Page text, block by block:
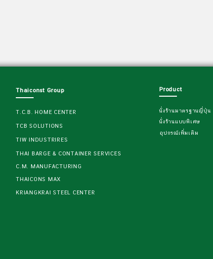
Thaiconst Group
T.C.B. HOME CENTER
TCB SOLUTIONS
TIW INDUSTRIRES
THAI BARGE & CONTAINER SERVICES
C.M. MANUFACTURING
THAICONS MAX
KRIANGKRAI STEEL CENTER
Product
นั่งร้านมาตรฐานญี่ปุ่น
นั่งร้านแบบพิเศษ
อุปกรณ์เพิ่มเติม